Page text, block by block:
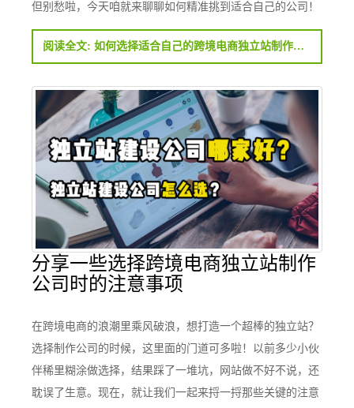
但别愁啦，今天咱就来聊聊如何精准挑到适合自己的公司！
阅读全文: 如何选择适合自己的跨境电商独立站制作公司？
分享一些选择跨境电商独立站制作
公司时的注意事项
在跨境电商的浪潮里乘风破浪，想打造一个超棒的独立站？
选择制作公司的时候，这里面的门道可多啦！以前多少小伙
伴稀里糊涂做选择，结果踩了一堆坑，网站做不好不说，还
耽误了生意。现在，就让我们一起来捋一捋那些关键的注意